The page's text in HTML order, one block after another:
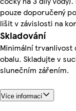
pouze doporučený
lišit v závislosti na
Skladování
Minimální trvanlivost
obalu. Skladujte v
slunečním zářením.
Více informací